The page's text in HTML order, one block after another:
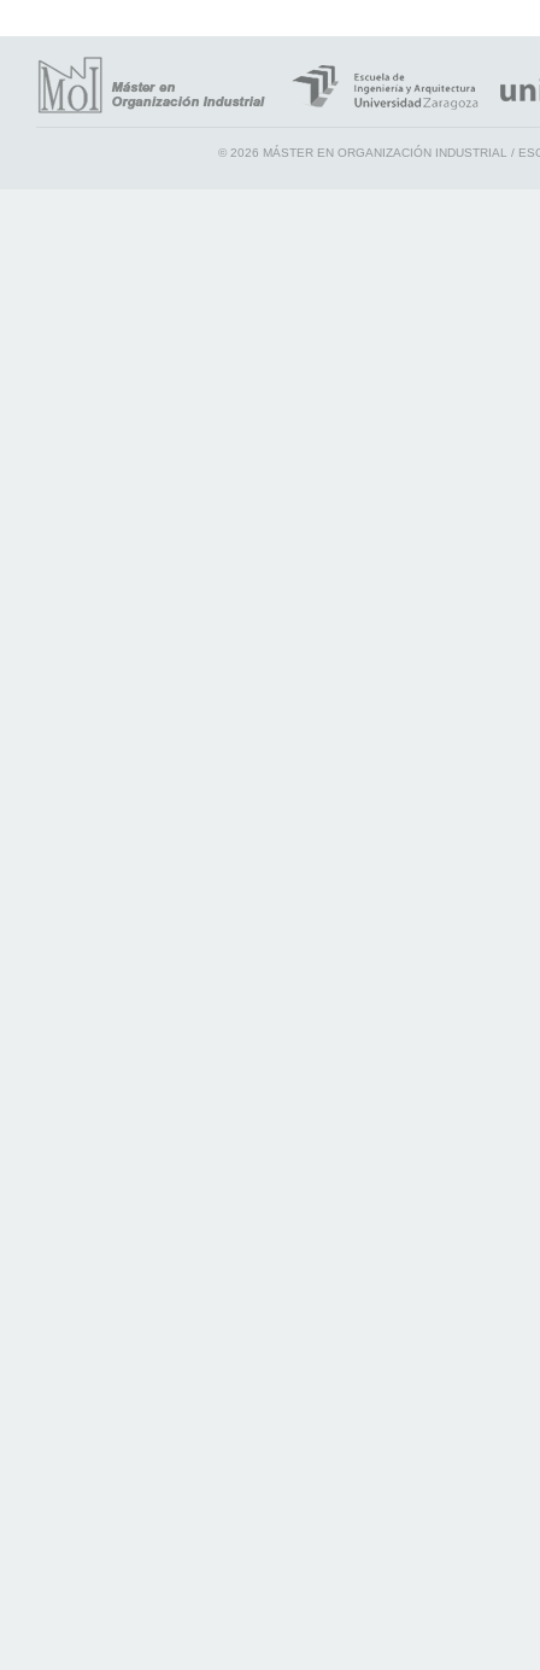
© 2026 MÁSTER EN ORGANIZACIÓN INDUSTRIAL /